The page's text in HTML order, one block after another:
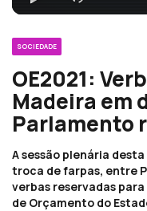
SOCIEDADE
OE2021:
Madeira em
Parlamento
A sessão plenária
troca de farpas, entre
verbas reservadas
de Orçamento do